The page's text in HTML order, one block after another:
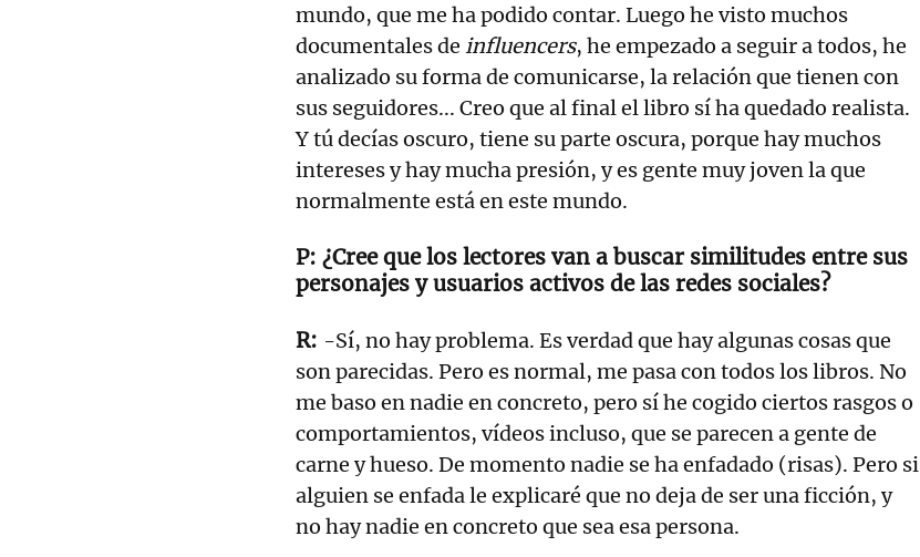
mundo, que me ha podido contar. Luego he visto muchos
documentales de influencers, he empezado a seguir a todos, he
analizado su forma de comunicarse, la relación que tienen con
sus seguidores... Creo que al final el libro sí ha quedado realista.
Y tú decías oscuro, tiene su parte oscura, porque hay muchos
intereses y hay mucha presión, y es gente muy joven la que
normalmente está en este mundo.
¿Cree que los lectores van a buscar similitudes entre sus
personajes y usuarios activos de las redes sociales?
-Sí, no hay problema. Es verdad que hay algunas cosas que
son parecidas. Pero es normal, me pasa con todos los libros. No
me baso en nadie en concreto, pero sí he cogido ciertos rasgos o
comportamientos, vídeos incluso, que se parecen a gente de
carne y hueso. De momento nadie se ha enfadado (risas). Pero si
alguien se enfada le explicaré que no deja de ser una ficción, y
no hay nadie en concreto que sea esa persona.